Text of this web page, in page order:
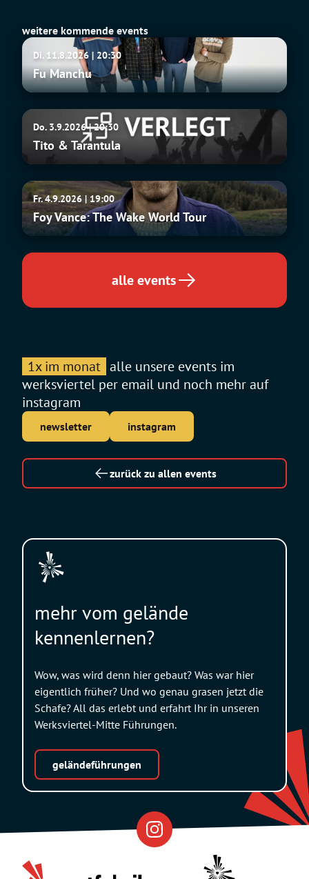
weitere kommende events
Fu
Manchu
Di. 11.8.2026 | 20:30
Fu Manchu
Tito
Tarantula
Do. 3.9.2026 | 20:30
Tito & Tarantula
Foy
Vance:
The
Wake
World
Fr. 4.9.2026 | 19:00
Foy Vance: The Wake World Tour
alle events
1x im monat alle unsere events im
werksviertel per email und noch mehr auf
instagram
newsletter instagram
zurück zu allen events
Partner
mehr vom gelände
kennenlernen?
Wow, was wird denn hier gebaut? Was war hier
eigentlich früher? Und wo genau grasen jetzt die
Schafe? All das erlebt und erfahrt Ihr in unseren
Werksviertel-Mitte Führungen.
geländeführungen